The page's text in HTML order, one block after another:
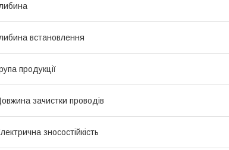
встановлення
продукції
зачистки проводів
зносостійкість